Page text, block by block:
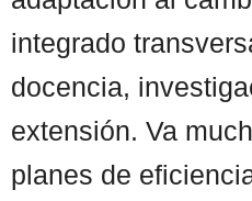
integrado
docencia,
extensión. Va
planes de